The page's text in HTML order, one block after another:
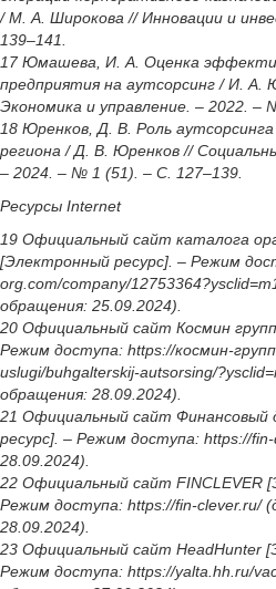
/ М. А. Широкова // Инновации и
139–141.
17 Юмашева, И. А. Оценка
предприятия на аутсорсинг / И.
Экономика и управление. – 2022. –
18 Юренков, Д. В. Роль
региона / Д. В. Юренков //
– 2024. – № 1 (51). – С. 127–139.
Ресурсы Internet
19 Официальный сайт каталога
[Электронный ресурс]. – Режим
org.com/company/
обращения: 25.09.2024).
20 Официальный сайт Космин
Режим доступа: https://космин-
uslugi/buhgalterskij-autsorsing/
обращения: 28.09.2024).
21 Официальный сайт Финансовый
ресурс]. – Режим доступа: https://
28.09.2024).
22 Официальный сайт FINCLEVER
Режим доступа: https://fin-clever.ru/
28.09.2024).
23 Официальный сайт HeadHunter
Режим доступа: https://yalta.hh.ru/